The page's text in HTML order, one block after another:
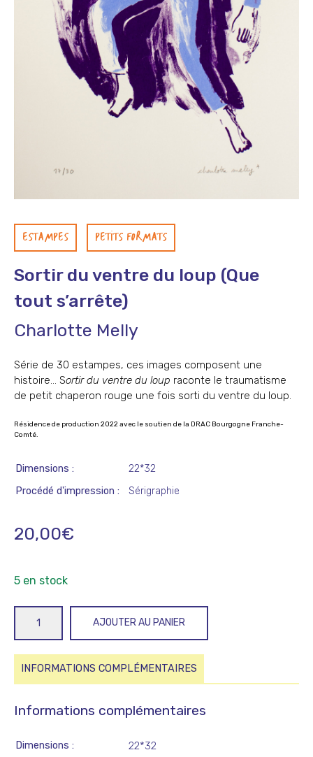
ESTAMPES PETITS FORMATS
Sortir du ventre du loup (Que
tout s’arrête)
Charlotte Melly
Série de 30 estampes, ces images composent une
histoire… Sortir du ventre du loup raconte le traumatisme
de petit chaperon rouge une fois sorti du ventre du loup.
Résidence de production 2022 avec le soutien de la DRAC Bourgogne Franche-
Comté.
Dimensions
22*32
Procédé d'impression
Sérigraphie
20,00€
5 en stock
du
loup
tout
AJOUTER AU PANIER
INFORMATIONS COMPLÉMENTAIRES
Informations complémentaires
Dimensions 22*32